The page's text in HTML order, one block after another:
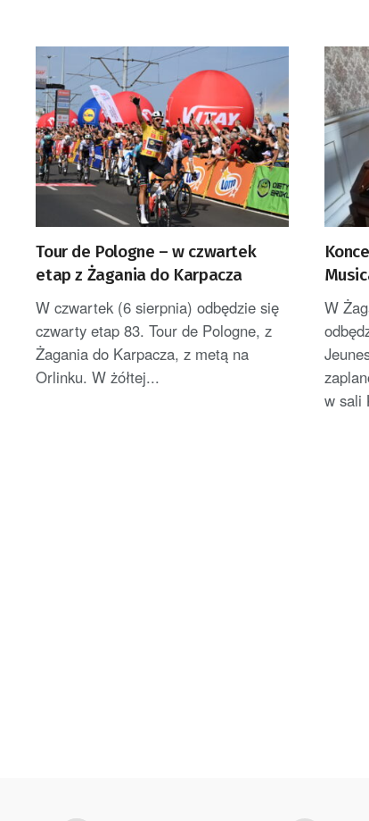
Tour de Pologne – w czwartek
etap z Żagania do Karpacza
W czwartek (6 sierpnia) odbędzie się
czwarty etap 83. Tour de Pologne, z
Żagania do Karpacza, z metą na
Orlinku. W żółtej...
W
w sali